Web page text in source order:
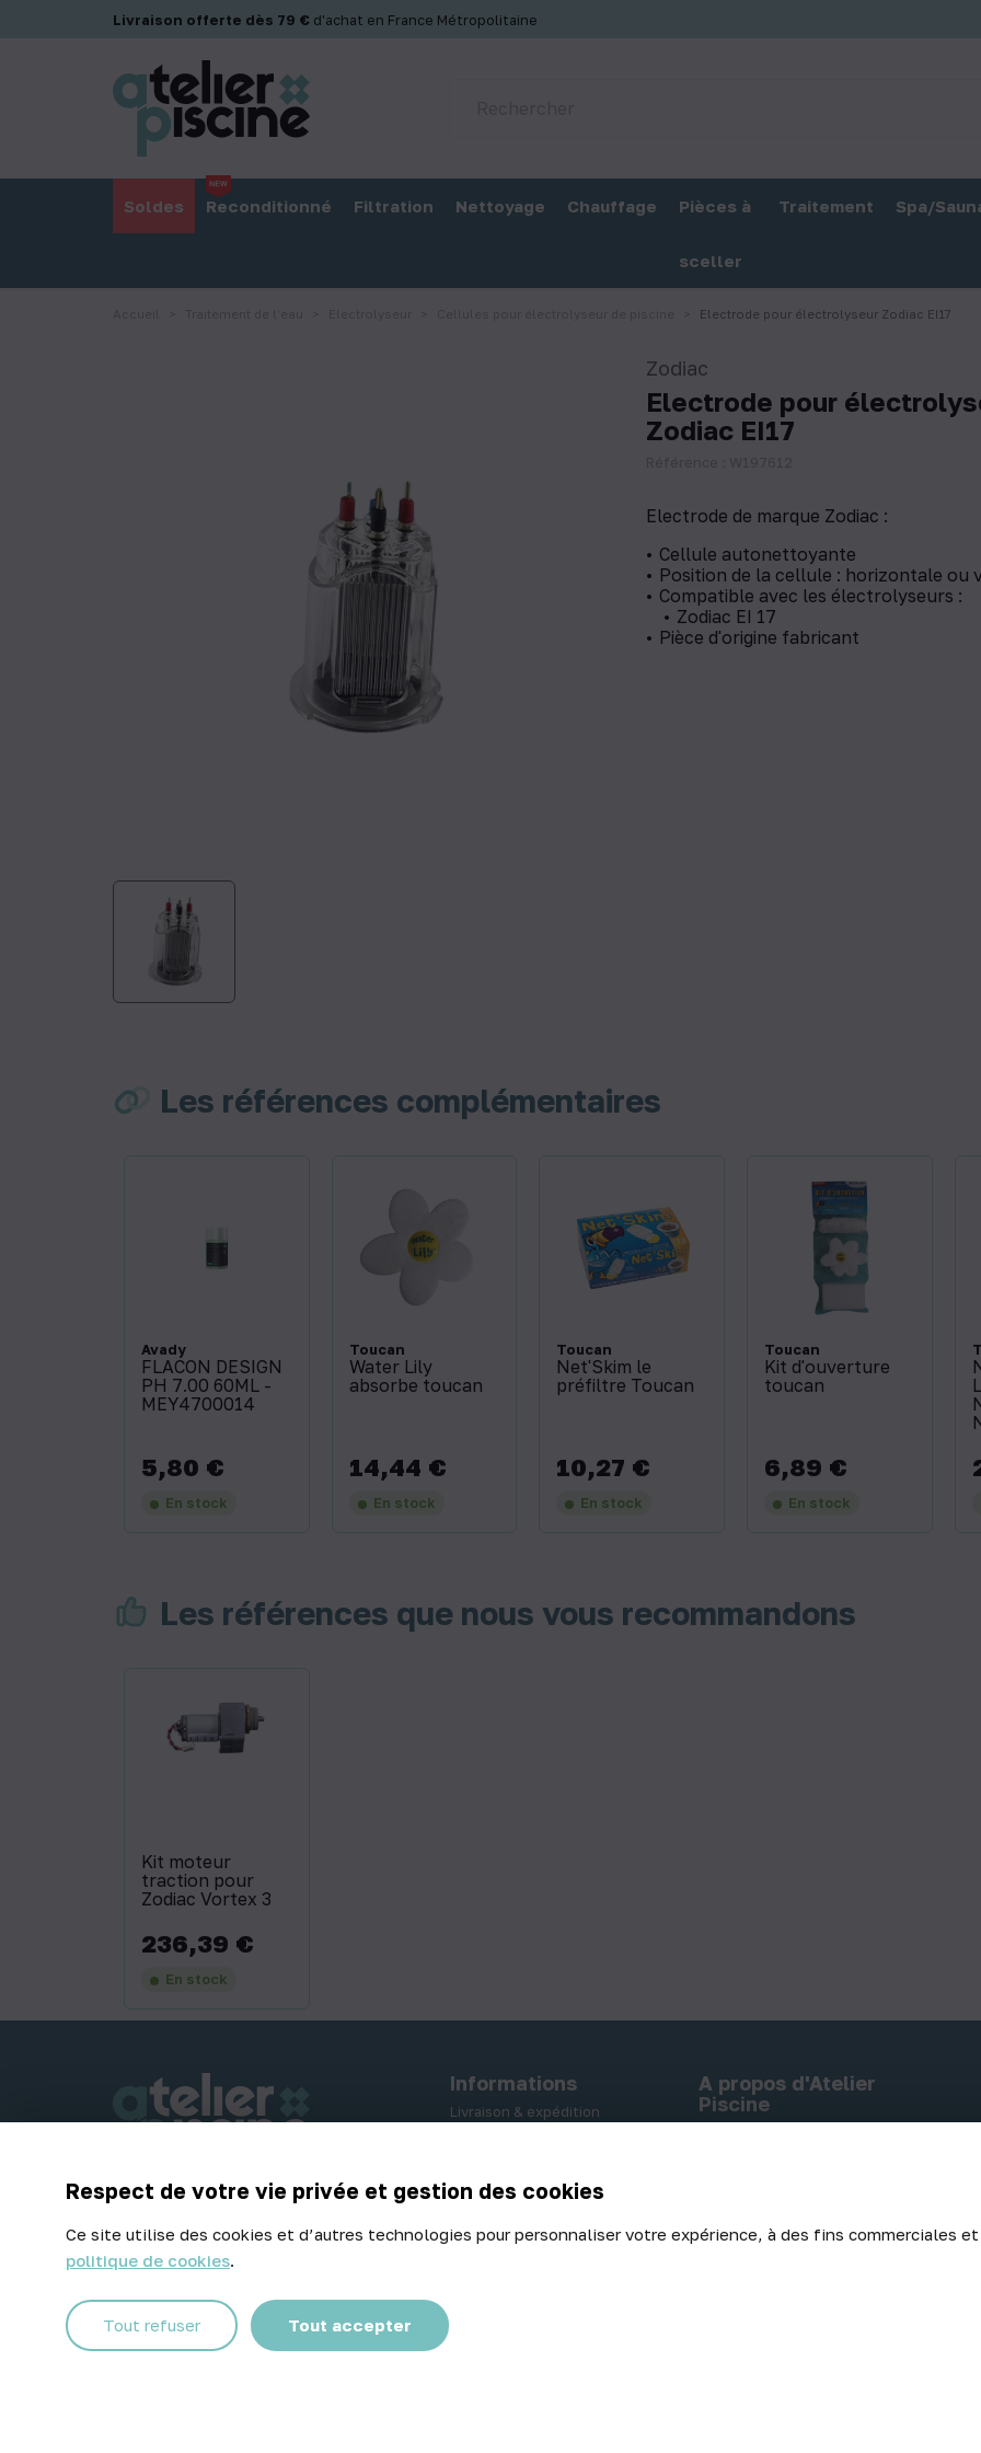
Respect de votre vie privée et gestion des cookies
Ce site utilise des cookies et d’autres technologies pour personnaliser votre expérience, à des fins commerciales
politique de cookies.
Tout accepter
Tout refuser
Livraison offerte dès 79 € d'achat en France Métropolitaine
Soldes Reconditionné Filtration Nettoyage Chauffage Pièces à
sceller
Traitement Spa/
Electrode pour électrolyseur Zodiac EI17
Zodiac
Electrode pour
Zodiac EI17
Electrode de marque Zodiac :
Cellule autonettoyante
Position de la cellule : horizontale ou
Compatible avec les électrolyseurs :
Zodiac EI 17
Pièce d'origine fabricant
Les références complémentaires
Avady
FLACON DESIGN
PH 7.00 60ML -
MEY4700014
Prix
5,80 €
En stock
Toucan
Water Lily
absorbe toucan
Prix
14,44 €
En stock
Toucan
Net'Skim le
préfiltre Toucan
Prix
10,27 €
En stock
Toucan
Kit d'ouverture
toucan
Prix
6,89 €
En stock
Les références que nous vous recommandons
Kit moteur
traction pour
Zodiac Vortex 3
Prix
236,39 €
En stock
Facebook
Informations
Livraison & expédition
A propos d'Atelier
Piscine